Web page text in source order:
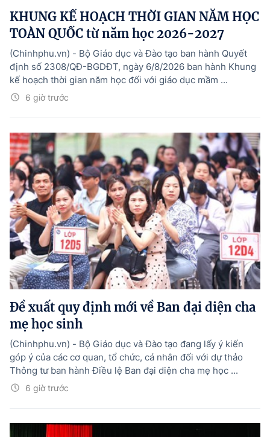
KHUNG KẾ HOẠCH THỜI GIAN NĂM HỌC
TOÀN QUỐC từ năm học 2026-2027
6 giờ trước
(Chinhphu.vn) - Bộ Giáo dục và Đào tạo ban hành Quyết
định số 2308/QÐ-BGDĐT, ngày 6/8/2026 ban hành Khung
kế hoạch thời gian năm học đối với giáo dục mầm ...
Đề xuất quy định mới về Ban đại diện cha
mẹ học sinh
6 giờ trước
(Chinhphu.vn) - Bộ Giáo dục và Đào tạo đang lấy ý kiến
góp ý của các cơ quan, tổ chức, cá nhân đối với dự thảo
Thông tư ban hành Điều lệ Ban đại diện cha mẹ học ...